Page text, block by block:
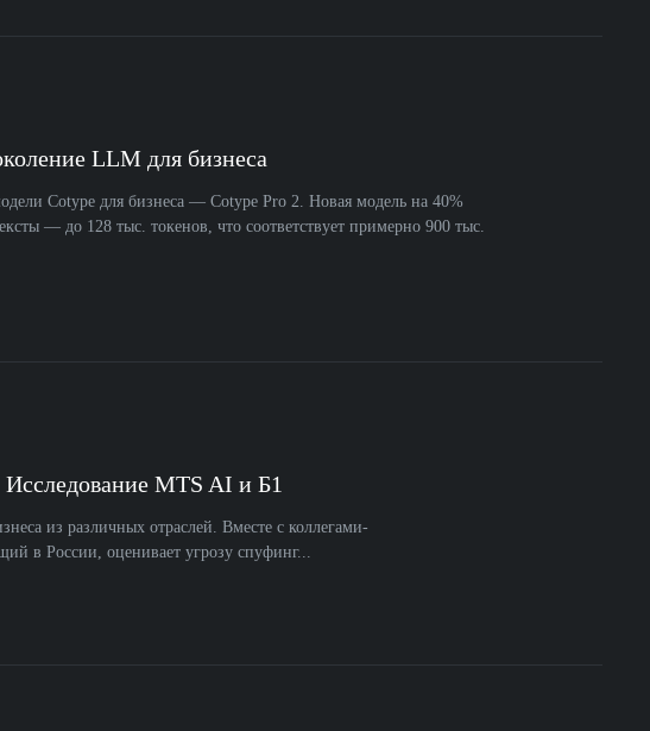
LLM для бизнеса
Cotype для бизнеса — Cotype Pro 2. Новая модель на 40%
— до 128 тыс. токенов, что соответствует примерно 900 тыс.
MTS AI и Б1
из различных отраслей. Вместе с коллегами-
в России, оценивает угрозу спуфинг...